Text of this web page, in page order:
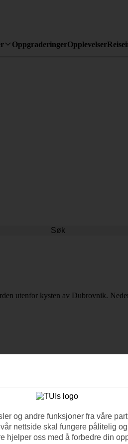
OppgraderingerOpplevelser
Søk
utenfor kysten av Dubrovnik.
og andre funksjoner fra våre
nettside skal fungere pålitelig
hjelper oss med å forbedre din